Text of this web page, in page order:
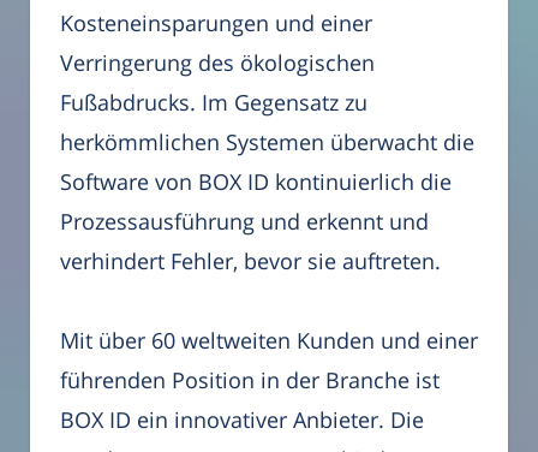
Kosteneinsparungen und einer
Verringerung des ökologischen
Fußabdrucks. Im Gegensatz zu
herkömmlichen Systemen überwacht die
Software von BOX ID kontinuierlich die
Prozessausführung und erkennt und
verhindert Fehler, bevor sie auftreten.
Mit über 60 weltweiten Kunden und einer
führenden Position in der Branche ist
BOX ID ein innovativer Anbieter. Die